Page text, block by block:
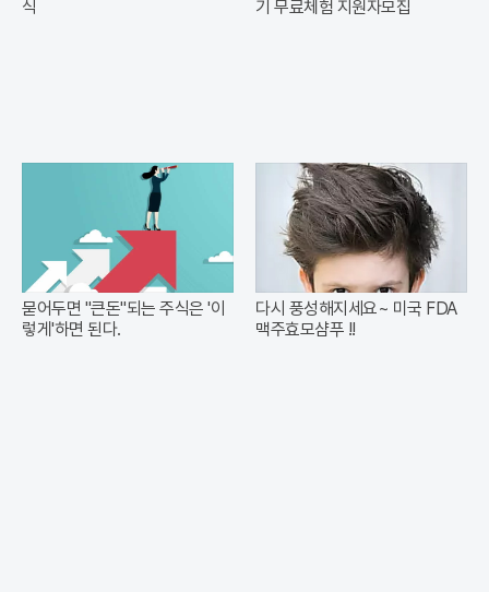
식
기 무료체험 지원자모집
묻어두면 "큰돈"되는 주식은 '이
렇게'하면 된다.
다시 풍성해지세요~ 미국 FDA
맥주효모샴푸 !!